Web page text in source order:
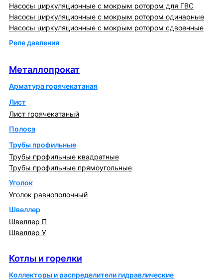
Насосы циркуляционные с мокрым ротором для ГВС
Насосы циркуляционные с мокрым ротором одинарные
Насосы циркуляционные с мокрым ротором сдвоенные
Реле давления
Металлопрокат
Арматура горячекатаная
Лист
Лист горячекатаный
Полоса
Трубы профильные
Трубы профильные квадратные
Трубы профильные прямоугольные
Уголок
Уголок равнополочный
Швеллер
Швеллер П
Швеллер У
Котлы и горелки
Коллекторы и распределители гидравлические